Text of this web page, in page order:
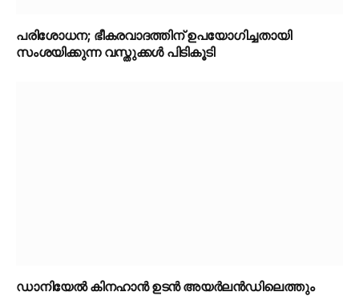
പരിശോധന; ഭീകരവാദത്തിന് ഉപയോഗിച്ചതായി
സംശയിക്കുന്ന വസ്തുക്കൾ പിടികൂടി
ഡാനിയേൽ കിനഹാൻ ഉടൻ അയർലൻഡിലെത്തും